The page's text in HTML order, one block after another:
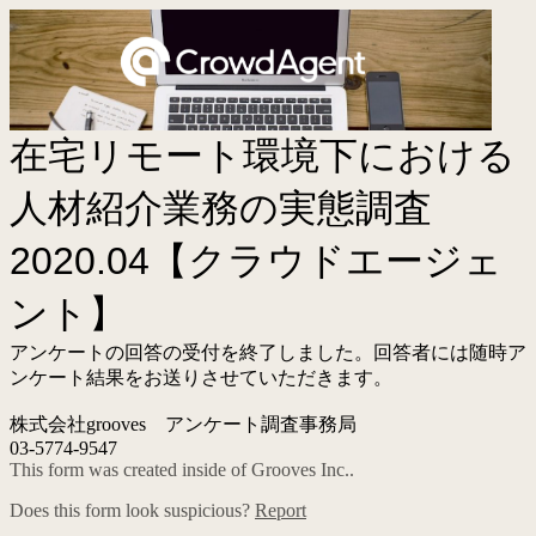
在宅リモート環境下における
人材紹介業務の実態調査
2020.04【クラウドエージェ
ント】
アンケートの回答の受付を終了しました。回答者には随時ア
ンケート結果をお送りさせていただきます。
株式会社grooves アンケート調査事務局
03-5774-9547
This form was created inside of Grooves Inc..
Does this form look suspicious? Report